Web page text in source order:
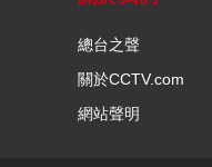
總台之聲
關於CCTV.com
網站聲明